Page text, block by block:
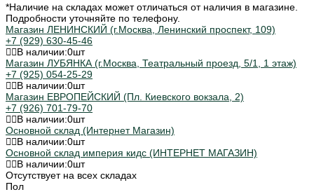
*Наличие на складах может отличаться от наличия в магазине.
Подробности уточняйте по телефону.
Магазин ЛЕНИНСКИЙ (г.Москва, Ленинский проспект, 109)
+7 (929) 630-45-46
В наличии:0шт
Магазин ЛУБЯНКА (г.Москва, Театральный проезд, 5/1, 1 этаж)
+7 (925) 054-25-29
В наличии:0шт
Магазин ЕВРОПЕЙСКИЙ (Пл. Киевского вокзала, 2)
+7 (926) 701-79-70
В наличии:0шт
Основной склад (Интернет Магазин)
В наличии:0шт
Основной склад империя кидс (ИНТЕРНЕТ МАГАЗИН)
В наличии:0шт
Отсутствует на всех складах
Пол